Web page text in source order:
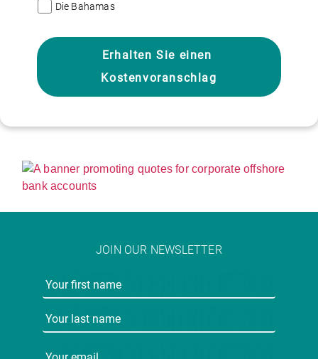
Die Bahamas
JOIN OUR NEWSLETTER